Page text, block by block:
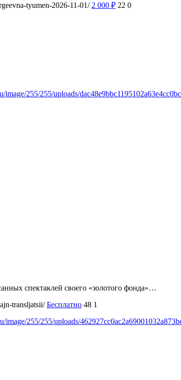
tyumen-2026-11-01/ 2 000 ₽ 22 0
image/255/255/uploads/
спектаклей своего «золотого фонда»…
transljatsii/ Бесплатно 48 1
image/255/255/uploads/